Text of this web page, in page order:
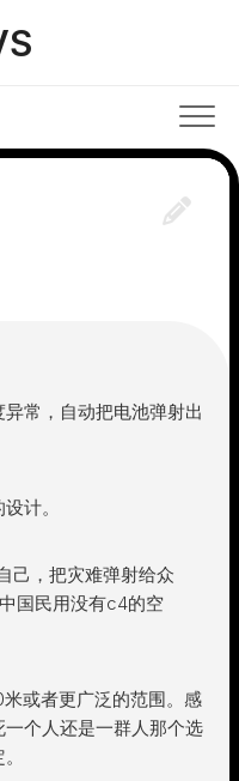
常，自动把电池弹射出
计。
己，把灾难弹射给众
国民用没有c4的空
或者更广泛的范围。感
个人还是一群人那个选